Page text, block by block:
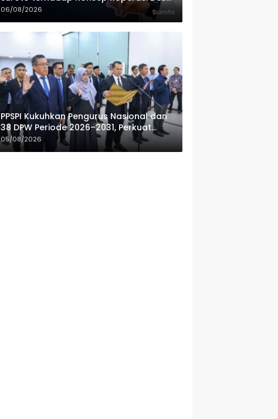
Merah Putih
06/08/2026
PPSPI Kukuhkan Pengurus Nasional dan
38 DPW Periode 2026–2031, Perkuat
Profesionalisme Sektor Publik
05/08/2026